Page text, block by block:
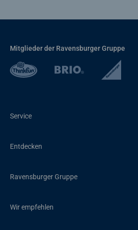
Mitglieder der Ravensburger Gruppe
Service
Entdecken
Ravensburger Gruppe
Wir empfehlen